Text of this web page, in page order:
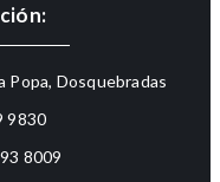
Popa, Dosquebradas
9830
8009